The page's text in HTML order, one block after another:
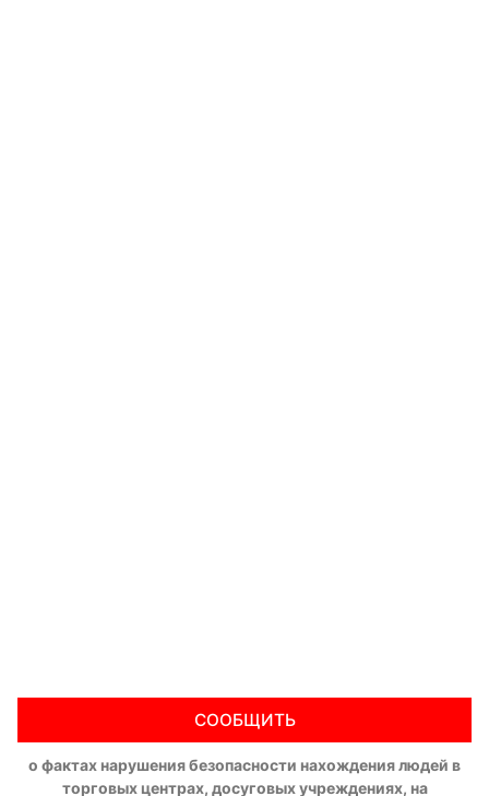
СООБЩИТЬ
о фактах нарушения безопасности нахождения людей в
торговых центрах, досуговых учреждениях, на